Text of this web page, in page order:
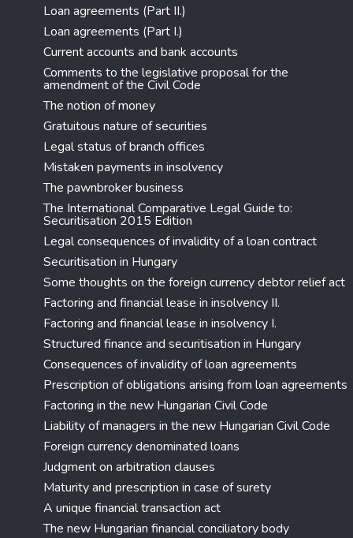
Loan agreements (Part II.)
Loan agreements (Part I.)
Current accounts and bank accounts
Comments to the legislative proposal for the
amendment of the Civil Code
The notion of money
Gratuitous nature of securities
Legal status of branch offices
Mistaken payments in insolvency
The pawnbroker business
The International Comparative Legal Guide to:
Securitisation 2015 Edition
Legal consequences of invalidity of a loan contract
Securitisation in Hungary
Some thoughts on the foreign currency debtor relief act
Factoring and financial lease in insolvency II.
Factoring and financial lease in insolvency I.
Structured finance and securitisation in Hungary
Consequences of invalidity of loan agreements
Prescription of obligations arising from loan agreements
Factoring in the new Hungarian Civil Code
Liability of managers in the new Hungarian Civil Code
Foreign currency denominated loans
Judgment on arbitration clauses
Maturity and prescription in case of surety
A unique financial transaction act
The new Hungarian financial conciliatory body